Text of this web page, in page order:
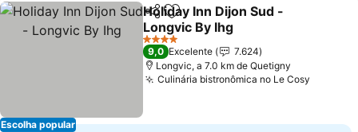
Escolha popular
PartilharAdicionar aos favoritos
Holiday Inn Dijon Sud -
Longvic By Ihg
4 Estrelas
9,0 Excelente
7.624
Longvic, a 7.0 km de Quetigny
Culinária bistronômica no Le Cosy